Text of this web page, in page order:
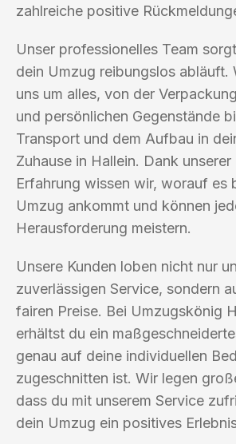
zahlreiche positive
Unser professionelles Team
dein Umzug reibungslos abläuft.
uns um alles, von der
und persönlichen Gegenstände
Transport und dem Aufbau in
Zuhause in Hallein. Dank unserer
Erfahrung wissen wir, worauf es
Umzug ankommt und können
Herausforderung meistern.
Unsere Kunden loben nicht nur
zuverlässigen Service, sondern
fairen Preise. Bei Umzugskönig
erhältst du ein
genau auf deine individuellen
zugeschnitten ist. Wir legen
dass du mit unserem Service
dein Umzug ein positives